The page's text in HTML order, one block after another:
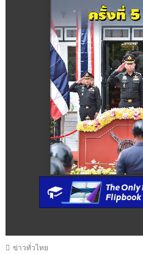
ข่าวทั่วไทย